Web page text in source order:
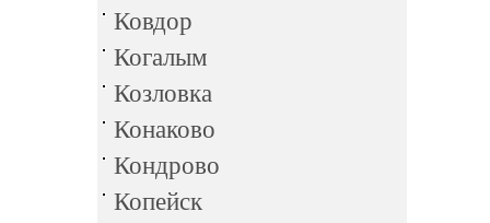
Ковдор
Когалым
Козловка
Конаково
Кондрово
Копейск